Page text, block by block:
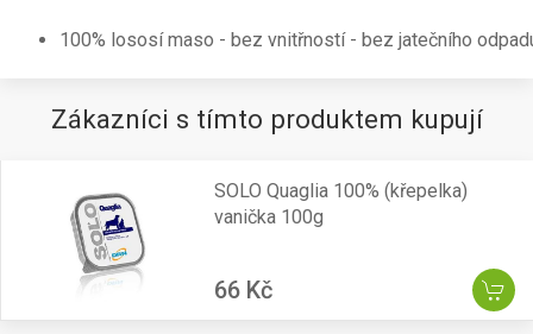
100% lososí maso - bez vnitřností - bez jatečního
Zákazníci s tímto produktem kupují
SOLO Quaglia 100% (křepelka)
vanička 100g
66 Kč